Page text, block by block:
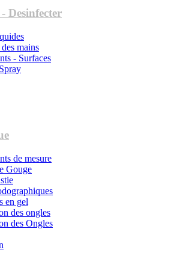
Desinfecter
mains
- Surfaces
de mesure
Gouge
en gel
des ongles
des Ongles